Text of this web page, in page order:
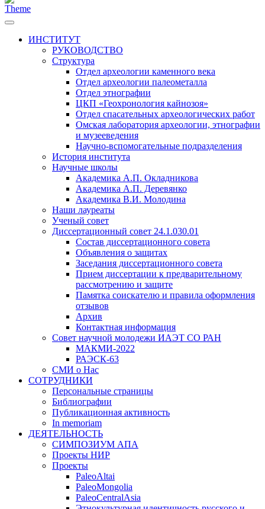
ИНСТИТУТ
РУКОВОДСТВО
Структура
Отдел археологии каменного века
Отдел археологии палеометалла
Отдел этнографии
ЦКП «Геохронология кайнозоя»
Отдел спасательных археологических работ
Омская лаборатория археологии, этнографии
и музееведения
Научно-вспомогательные подразделения
История института
Научные школы
Академика А.П. Окладникова
Академика А.П. Деревянко
Академика В.И. Молодина
Наши лауреаты
Ученый совет
Диссертационный совет 24.1.030.01
Состав диссертационного совета
Объявления о защитах
Заседания диссертационного совета
Прием диссертации к предварительному
рассмотрению и защите
Памятка соискателю и правила оформления
отзывов
Архив
Контактная информация
Совет научной молодежи ИАЭТ СО РАН
МАКМИ-2022
РАЭСК-63
СМИ о Нас
СОТРУДНИКИ
Персональные страницы
Библиографии
Публикационная активность
In memoriam
ДЕЯТЕЛЬНОСТЬ
СИМПОЗИУМ АПА
Проекты НИР
Проекты
PaleoAltai
PaleoMongolia
PaleoCentralAsia